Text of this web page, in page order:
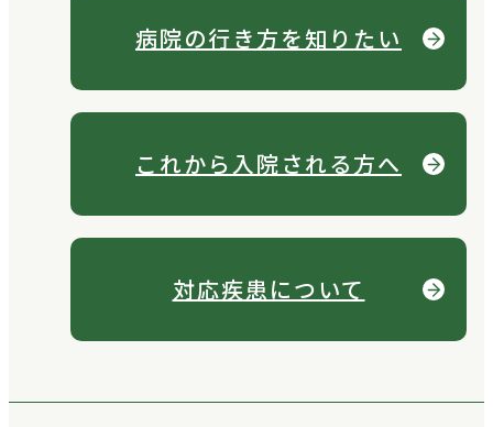
病院の行き方を知りたい
これから入院される方へ
対応疾患について